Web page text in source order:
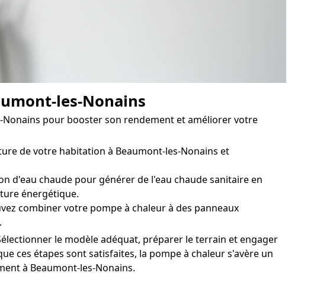
les-Nonains
pour booster son rendement et améliorer votre
de votre habitation à Beaumont-les-Nonains et
d'eau chaude pour générer de l'eau chaude sanitaire en
énergétique.
combiner votre pompe à chaleur à des panneaux
le modèle adéquat, préparer le terrain et engager
ces étapes sont satisfaites, la pompe à chaleur s'avère un
à Beaumont-les-Nonains.